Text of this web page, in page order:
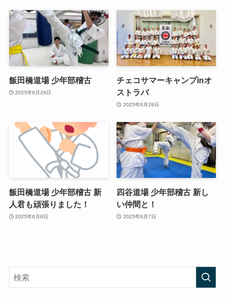
飯田橋道場 少年部稽古
2025年6月29日
チェコサマーキャンプinオ
ストラバ
2025年6月29日
飯田橋道場 少年部稽古 新
人君も頑張りました！
2025年6月8日
四谷道場 少年部稽古 新し
い仲間と！
2025年6月7日